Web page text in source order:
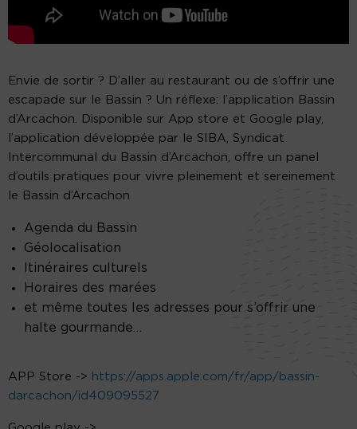
Envie de sortir ? D’aller au restaurant ou de s’offrir une
escapade sur le Bassin ? Un réflexe: l’application Bassin
d’Arcachon. Disponible sur App store et Google play,
l’application développée par le SIBA, Syndicat
Intercommunal du Bassin d’Arcachon, offre un panel
d’outils pratiques pour vivre pleinement et sereinement
le Bassin d’Arcachon
Agenda du Bassin
Géolocalisation
Itinéraires culturels
Horaires des marées
et même toutes les adresses pour s’offrir une
halte gourmande…
APP Store -> https://apps.apple.com/fr/app/bassin-
darcachon/id409095527